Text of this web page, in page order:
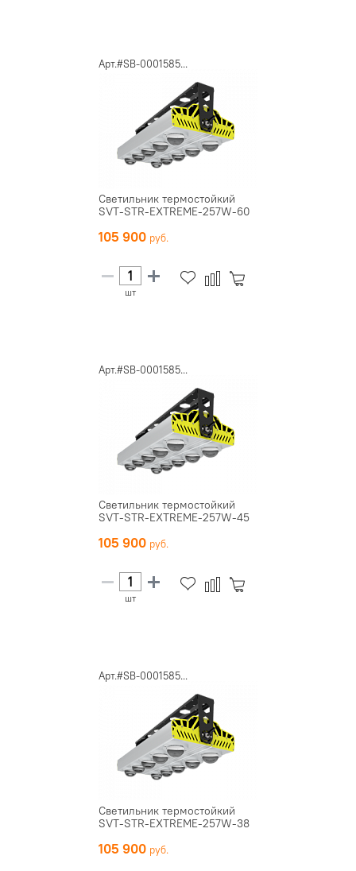
Арт.#SB-0001585...
Светильник термостойкий
SVT-STR-EXTREME-257W-60
105 900
шт
Арт.#SB-0001585...
Светильник термостойкий
SVT-STR-EXTREME-257W-45
105 900
шт
Арт.#SB-0001585...
Светильник термостойкий
SVT-STR-EXTREME-257W-38
105 900